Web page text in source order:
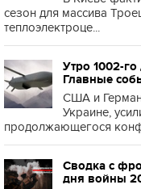
сезон для массива
теплоэлектроце...
Утро 1002-
Главные
США и
Украине,
продолжающегося
Сводка с
дня войны